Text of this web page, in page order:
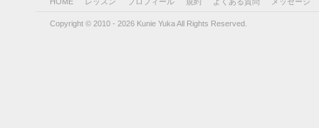
Copyright © 2010 - 2026 Kunie Yuka All Rights Reserved.